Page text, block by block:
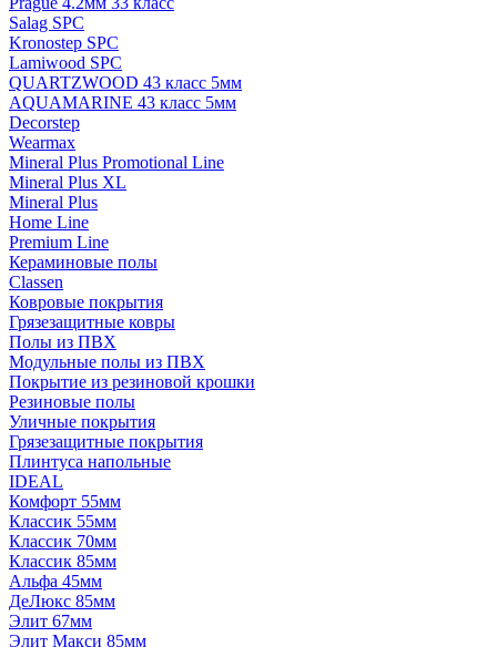
Salag SPC
Kronostep SPC
Lamiwood SPC
QUARTZWOOD 43 класс 5мм
AQUAMARINE 43 класс 5мм
Decorstep
Wearmax
Mineral Plus Promotional Line
Mineral Plus XL
Mineral Plus
Home Line
Premium Line
Кераминовые полы
Classen
Ковровые покрытия
Грязезащитные ковры
Полы из ПВХ
Модульные полы из ПВХ
Покрытие из резиновой крошки
Резиновые полы
Уличные покрытия
Грязезащитные покрытия
Плинтуса напольные
IDEAL
Комфорт 55мм
Классик 55мм
Классик 70мм
Классик 85мм
Альфа 45мм
ДеЛюкс 85мм
Элит 67мм
Элит Макси 85мм